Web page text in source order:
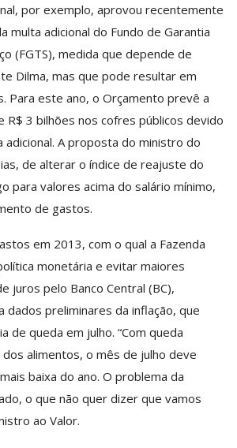
por exemplo, aprovou recentemente
multa adicional do Fundo de Garantia
(FGTS), medida que depende de
Dilma, mas que pode resultar em
Para este ano, o Orçamento prevê a
R$ 3 bilhões nos cofres públicos devido
adicional. A proposta do ministro do
de alterar o índice de reajuste do
para valores acima do salário mínimo,
de gastos.
em 2013, com o qual a Fazenda
monetária e evitar maiores
juros pelo Banco Central (BC),
dados preliminares da inflação, que
de queda em julho. “Com queda
alimentos, o mês de julho deve
baixa do ano. O problema da
o que não quer dizer que vamos
ao Valor.